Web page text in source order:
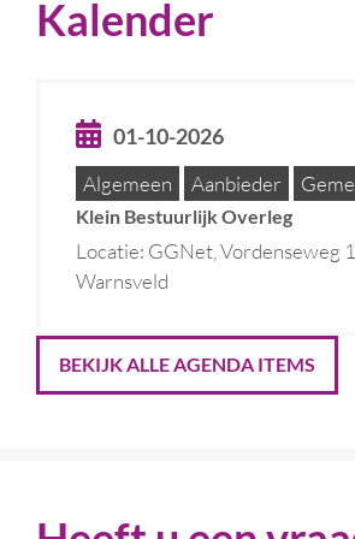
Kalender
01-10-2026
Algemeen Aanbieder
Klein Bestuurlijk Overleg
Locatie: GGNet, Vordenseweg
Warnsveld
BEKIJK ALLE AGENDA ITEMS